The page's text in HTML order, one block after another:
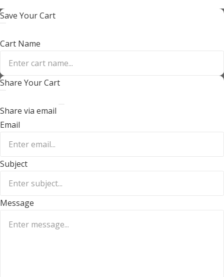
Save Your Cart
Cart Name
Share Your Cart
Share via email
Email
Subject
Message